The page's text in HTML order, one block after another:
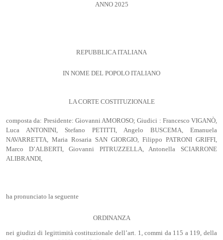
ANNO 2025
REPUBBLICA ITALIANA
IN NOME DEL POPOLO ITALIANO
LA CORTE COSTITUZIONALE
composta da: Presidente: Giovanni AMOROSO; Giudici : Francesco VIGANÒ,
Luca ANTONINI, Stefano PETITTI, Angelo BUSCEMA, Emanuela
NAVARRETTA, Maria Rosaria SAN GIORGIO, Filippo PATRONI GRIFFI,
Marco D’ALBERTI, Giovanni PITRUZZELLA, Antonella SCIARRONE
ALIBRANDI,
ha pronunciato la seguente
ORDINANZA
nei giudizi di legittimità costituzionale dell’art. 1, commi da 115 a 119, della